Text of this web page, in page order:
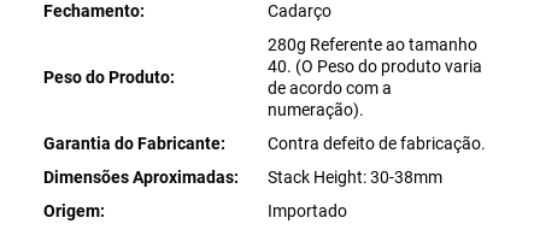
Fechamento Cadarço
Peso do Produto
280g Referente ao tamanho
40. (O Peso do produto varia
de acordo com a
numeração).
Garantia do Fabricante
Contra defeito de fabricação.
Dimensões Aproximadas
Stack Height: 30-38mm
Origem
Importado